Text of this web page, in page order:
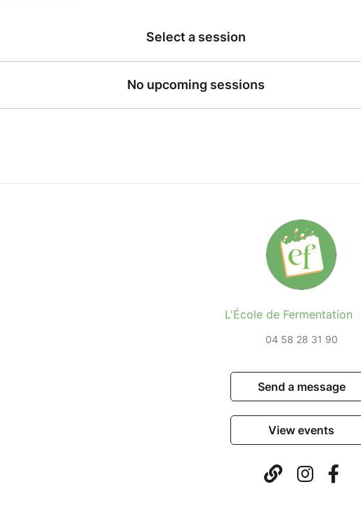
L'École de Fermentation
04 58 28 31 90
Send a message
View events